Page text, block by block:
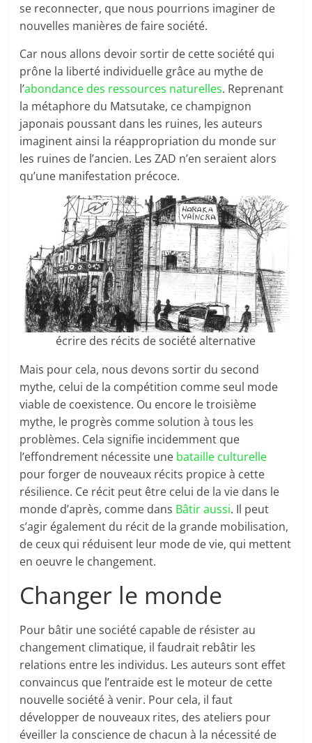
se reconnecter, que nous pourrions imaginer de
nouvelles manières de faire société.
Car nous allons devoir sortir de cette société qui
prône la liberté individuelle grâce au mythe de
l’abondance des ressources naturelles. Reprenant
la métaphore du Matsutake, ce champignon
japonais poussant dans les ruines, les auteurs
imaginent ainsi la réappropriation du monde sur
les ruines de l’ancien. Les ZAD n’en seraient alors
qu’une manifestation précoce.
écrire des récits de société alternative
Mais pour cela, nous devons sortir du second
mythe, celui de la compétition comme seul mode
viable de coexistence. Ou encore le troisième
mythe, le progrès comme solution à tous les
problèmes. Cela signifie incidemment que
l’effondrement nécessite une bataille culturelle
pour forger de nouveaux récits propice à cette
résilience. Ce récit peut être celui de la vie dans le
monde d’après, comme dans Bâtir aussi. Il peut
s’agir également du récit de la grande mobilisation,
de ceux qui réduisent leur mode de vie, qui mettent
en oeuvre le changement.
Changer le monde
Pour bâtir une société capable de résister au
changement climatique, il faudrait rebâtir les
relations entre les individus. Les auteurs sont effet
convaincus que l’entraide est le moteur de cette
nouvelle société à venir. Pour cela, il faut
développer de nouveaux rites, des ateliers pour
éveiller la conscience de chacun à la nécessité de